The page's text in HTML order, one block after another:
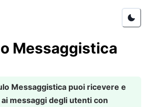
Messaggistica
Messaggistica puoi ricevere e
messaggi degli utenti con